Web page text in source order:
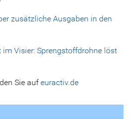
zusätzliche Ausgaben in den
Visier: Sprengstoffdrohne löst
Sie aufeuractiv.de